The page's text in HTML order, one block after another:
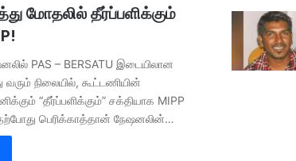
மோதலில் தீர்ப்பளிக்கும்
PAS – BERSATU இடையிலான
நிலையில், கூட்டணியின்
“தீர்ப்பளிக்கும்” சக்தியாக MIPP
பெரிக்காத்தான் நேஷனலின்…